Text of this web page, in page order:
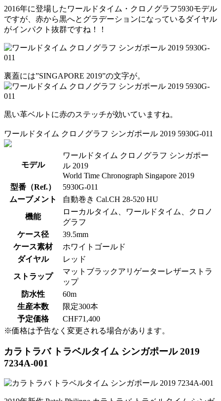
2016年に登場したワールドタイム・クロノグラフ5930モデル
ですが、赤から黒へとグラデーションになっているダイヤル
がインパクト抜群ですね！！
裏蓋には”SINGAPORE 2019”の文字が。
黒い革ベルトに赤のステッチが効いていますね。
ワールドタイム クロノグラフ シンガポール 2019 5930G-011
モデル
ワールドタイム クロノグラフ シンガポー
ル 2019
World Time Chronograph Singapore 2019
型番（Ref.）
5930G-011
ムーブメント
自動巻き Cal.CH 28-520 HU
機能
ローカルタイム、ワールドタイム、クロノ
グラフ
ケース径
39.5mm
ケース素材
ホワイトゴールド
ダイヤル
レッド
ストラップ
マットブラックアリゲーターレザーストラ
ップ
防水性
60m
生産本数
限定300本
予定価格
CHF71,400
※価格は予告なく変更される場合があります。
カラトラバ トラベルタイム シンガポール 2019
7234A-001